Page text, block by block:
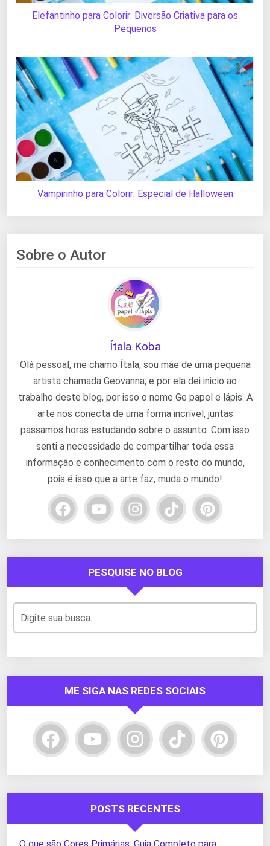
Elefantinho para Colorir: Diversão Criativa para os
Pequenos
Vampirinho para Colorir: Especial de Halloween
Sobre o Autor
Ítala Koba
Olá pessoal, me chamo Ítala, sou mãe de uma pequena
artista chamada Geovanna, e por ela dei inicio ao
trabalho deste blog, por isso o nome Ge papel e lápis. A
arte nos conecta de uma forma incrível, juntas
passamos horas estudando sobre o assunto. Com isso
senti a necessidade de compartilhar toda essa
informação e conhecimento com o resto do mundo,
pois é isso que a arte faz, muda o mundo!
PESQUISE NO BLOG
ME SIGA NAS REDES SOCIAIS
POSTS RECENTES